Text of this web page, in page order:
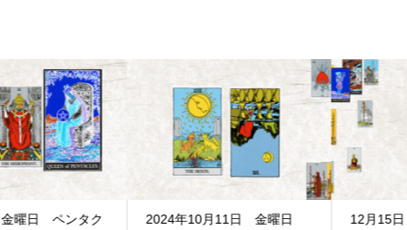
2024年10月11日 金曜日
12月15日 木曜日 ソード4